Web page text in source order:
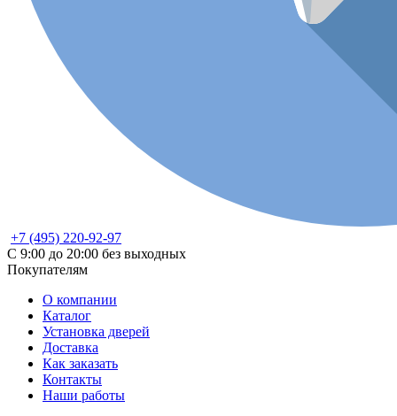
+7 (495) 220-92-97
С 9:00 до 20:00 без выходных
Покупателям
О компании
Каталог
Установка дверей
Доставка
Как заказать
Контакты
Наши работы